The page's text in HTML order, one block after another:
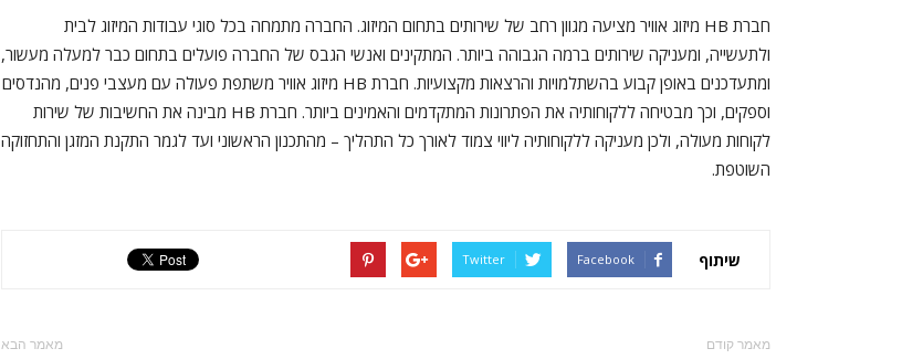
חברת HB מיזוג אוויר מציעה מגוון רחב של שירותים בתחום המיזוג. החברה מתמחה בכל סוגי עבודות המיזוג לבית
ולתעשייה, ומעניקה שירותים ברמה הגבוהה ביותר. המתקינים ואנשי הגבס של החברה פועלים בתחום כבר למעלה מעשור,
ומתעדכנים באופן קבוע בהשתלמויות והרצאות מקצועיות. חברת HB מיזוג אוויר משתפת פעולה עם מעצבי פנים, מהנדסים
וספקים, וכך מבטיחה ללקוחותיה את הפתרונות המתקדמים והאמינים ביותר. חברת HB מבינה את החשיבות של שירות
לקוחות מעולה, ולכן מעניקה ללקוחותיה ליווי צמוד לאורך כל התהליך – מהתכנון הראשוני ועד לגמר התקנת המזגן והתחזוקה
השוטפת.
שיתוף Facebook
Twitter
מאמר קודם מאמר הבא